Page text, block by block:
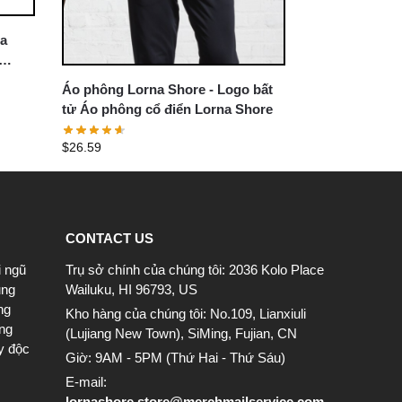
Áo phông Lorna Shore - Logo bất
tử Áo phông cổ điển Lorna Shore
$26.59
ngũ
độc
CONTACT US
Trụ sở chính của chúng tôi: 2036 Kolo Place
Wailuku, HI 96793, US
Kho hàng của chúng tôi: No.109, Lianxiuli
(Lujiang New Town), SiMing, Fujian, CN
Giờ: 9AM - 5PM (Thứ Hai - Thứ Sáu)
E-mail: